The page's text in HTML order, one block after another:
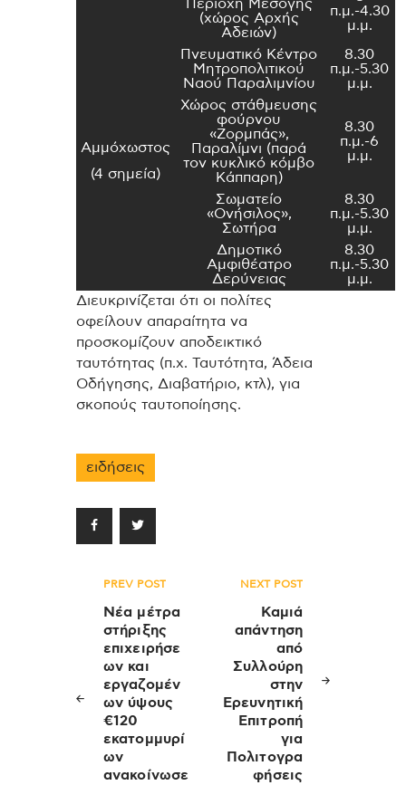
Περιοχή Μεσόγης
(χώρος Αρχής
Αδειών)
π.μ.-4.30
μ.μ.
Αμμόχωστος
(4 σημεία)
Πνευματικό Κέντρο
Μητροπολιτικού
Ναού Παραλιμνίου
8.30
π.μ.-5.30
μ.μ.
Χώρος στάθμευσης
φούρνου
«Ζορμπάς»,
Παραλίμνι (παρά
τον κυκλικό κόμβο
Κάππαρη)
8.30
π.μ.-6
μ.μ.
Σωματείο
«Ονήσιλος»,
Σωτήρα
8.30
π.μ.-5.30
μ.μ.
Δημοτικό
Αμφιθέατρο
Δερύνειας
8.30
π.μ.-5.30
μ.μ.
Διευκρινίζεται ότι οι πολίτες
οφείλουν απαραίτητα να
προσκομίζουν αποδεικτικό
ταυτότητας (π.χ. Ταυτότητα, Άδεια
Οδήγησης, Διαβατήριο, κτλ), για
σκοπούς ταυτοποίησης.
ειδήσεις
Πλοήγηση
άρθρων
PREV POST
Νέα μέτρα
στήριξης
επιχειρήσε
ων και
εργαζομέν
ων ύψους
€120
εκατομμυρί
ων
ανακοίνωσε
NEXT POST
Καμιά
απάντηση
από
Συλλούρη
στην
Ερευνητική
Επιτροπή
για
Πολιτογρα
φήσεις